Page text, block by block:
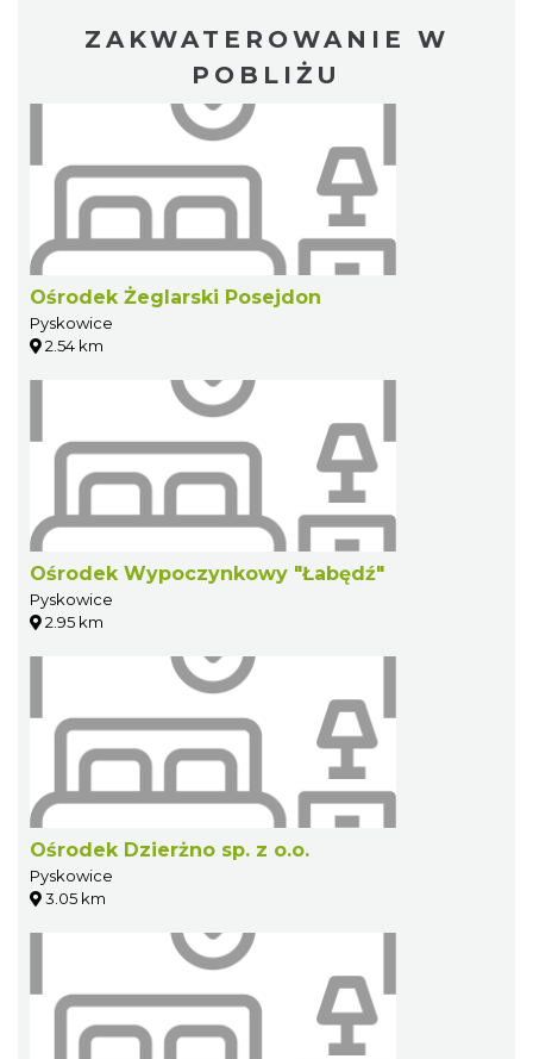
ZAKWATEROWANIE W
POBLIŻU
Ośrodek Żeglarski Posejdon
Pyskowice
2.54 km
Ośrodek Wypoczynkowy "Łabędź"
Pyskowice
2.95 km
Ośrodek Dzierżno sp. z o.o.
Pyskowice
3.05 km